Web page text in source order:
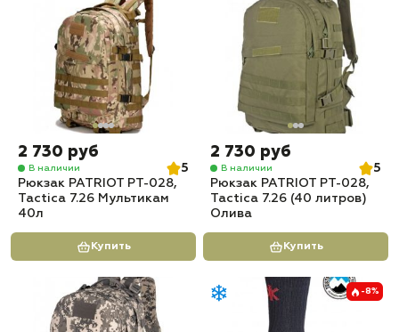
2 730 руб
В наличии
5
Рюкзак PATRIOT РТ-028,
Tactica 7.26 Мультикам
40л
Купить
2 730 руб
В наличии
5
Рюкзак PATRIOT РТ-028,
Tactica 7.26 (40 литров)
Олива
Купить
-8%